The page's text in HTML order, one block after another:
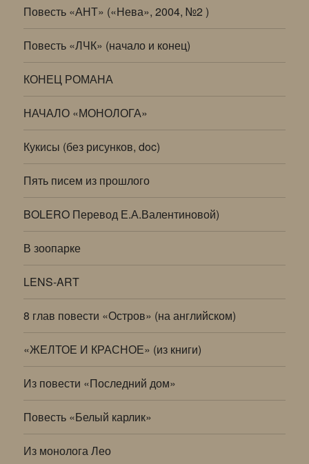
Повесть «АНТ» («Нева», 2004, №2 )
Повесть «ЛЧК» (начало и конец)
КОНЕЦ РОМАНА
НАЧАЛО «МОНОЛОГА»
Кукисы (без рисунков, doc)
Пять писем из прошлого
BOLERO Перевод Е.А.Валентиновой)
В зоопарке
LENS-ART
8 глав повести «Остров» (на английском)
«ЖЕЛТОЕ И КРАСНОЕ» (из книги)
Из повести «Последний дом»
Повесть «Белый карлик»
Из монолога Лео